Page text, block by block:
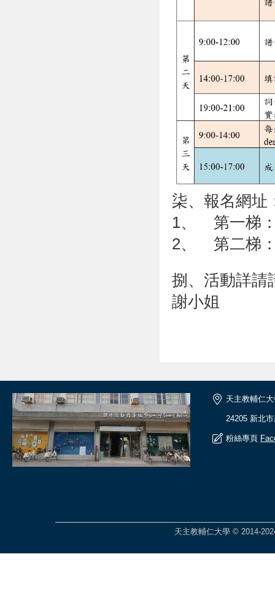
柒、報名網址
1、 第一梯
2、 第二梯
捌、活動詳請
謝小姐
天主教輔仁
24205 新北
粉絲專頁
天主教輔仁大學 © 2014-